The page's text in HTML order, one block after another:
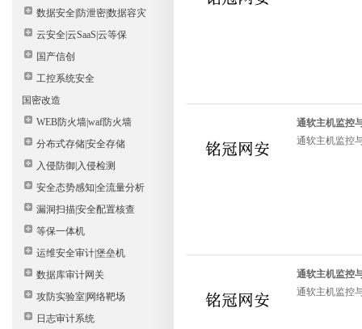
数据安全|防泄密|数据容灾
云安全|云SaaS|云等保
国产信创
工控系统安全
国密改造
WEB防火墙|waf防火墙
分布式存储|安全存储
入侵防御|入侵检测
安全态势感知|全流量分析
漏洞扫描|安全配置核查
等保一体机
运维安全审计|堡垒机
数据库审计网关
攻防实验室|网络靶场
日志审计系统
通软主机监控
通软主机监控
通软主机监控
通软主机监控